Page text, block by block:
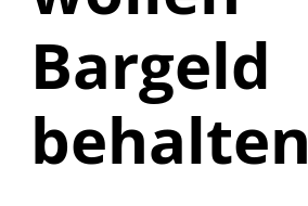
Bargeld
behalten